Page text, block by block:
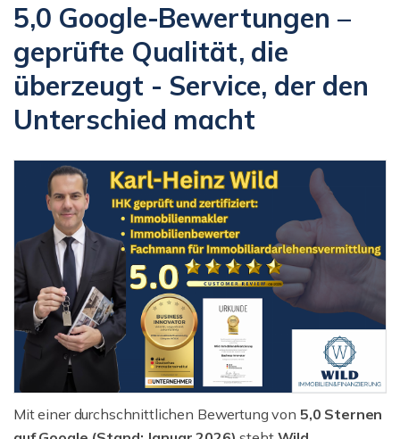
5,0 Google-Bewertungen –
geprüfte Qualität, die
überzeugt - Service, der den
Unterschied macht
Mit einer durchschnittlichen Bewertung von 5,0 Sternen